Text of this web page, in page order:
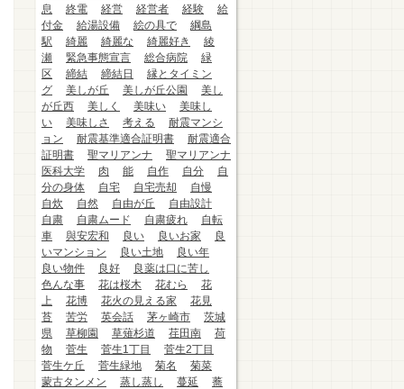
息
終電 経営 経営者 経験
給
付金
給湯設備 絵の具で
綱島
駅
綺麗 綺麗な 綺麗好き
綾
瀬
緊急事態宣言 総合病院
緑
区
締結 締結日
縁とタイミン
グ
美しが丘 美しが丘公園
美し
が丘西
美しく 美味い
美味し
い
美味しさ 考える
耐震マンシ
ョン
耐震基準適合証明書
耐震適合
証明書
聖マリアンナ
聖マリアンナ
医科大学
肉 能 自作 自分
自
分の身体
自宅 自宅売却
自慢
自炊
自然 自由が丘
自由設計
自粛
自粛ムード 自粛疲れ
自転
車
與安宏和 良い 良いお家
良
いマンション
良い土地
良い年
良い物件
良好
良薬は口に苦し
色んな事
花は桜木 花むら
花
上
花博 花火の見える家
花見
苔
苦労 英会話 茅ヶ崎市
茨城
県
草柳園 草薙杉道 荏田南
荷
物
菅生 菅生1丁目
菅生2丁目
菅生ケ丘
菅生緑地 菊名
菊菜
蒙古タンメン
蒸し蒸し 蔓延
蕎